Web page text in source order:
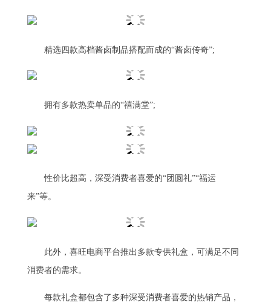
精选四款高档酱卤制品搭配而成的“酱卤传奇”;
拥有多款热卖单品的“禧满堂”;
性价比超高，深受消费者喜爱的“团圆礼”“福运
来”等。
此外，喜旺电商平台推出多款专供礼盒，可满足不同
消费者的需求。
每款礼盒都包含了多种深受消费者喜爱的热销产品，